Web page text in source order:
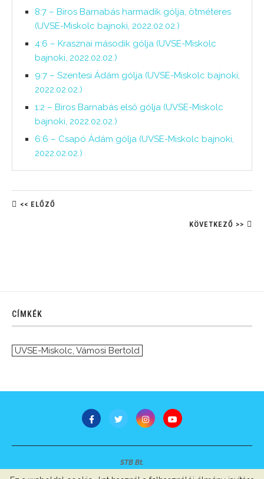
8:7 – Biros Barnabás harmadik gólja, ötméteres
(UVSE-Miskolc bajnoki, 2022.02.02.)
4:6 – Krasznai második gólja (UVSE-Miskolc
bajnoki, 2022.02.02.)
9:7 – Szentesi Ádám gólja (UVSE-Miskolc bajnoki,
2022.02.02.)
1:2 – Biros Barnabás első gólja (UVSE-Miskolc
bajnoki, 2022.02.02.)
6:6 – Csapó Ádám gólja (UVSE-Miskolc bajnoki,
2022.02.02.)
<< ELŐZŐ
KÖVETKEZŐ >>
CÍMKÉK
UVSE-Miskolc, Vámosi Bertold
STB Bt.